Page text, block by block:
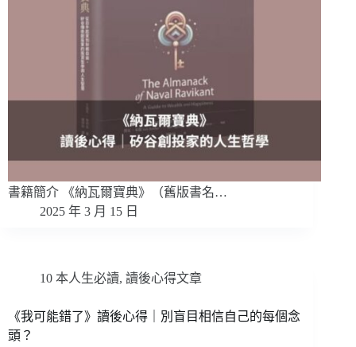
書籍簡介 《納瓦爾寶典》（舊版書名…
2025 年 3 月 15 日
10 本人生必讀, 讀後心得文章
《我可能錯了》讀後心得｜別盲目相信自己的每個念
頭？